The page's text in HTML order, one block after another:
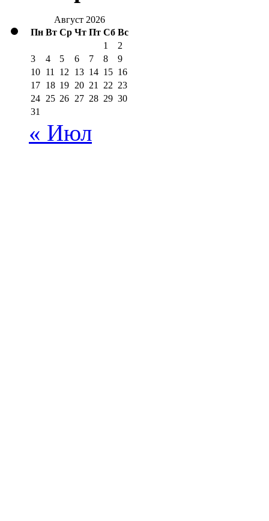
Август 2026
Пн Вт Ср Чт Пт Сб Вс
1
2
3
4 5 6 7 8
9
10 11 12 13 14 15 16
17 18 19 20 21 22 23
24 25 26 27 28 29 30
31
« Июл